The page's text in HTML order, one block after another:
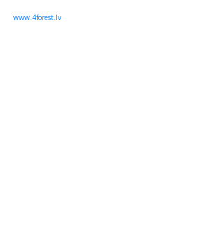
www.4forest.lv